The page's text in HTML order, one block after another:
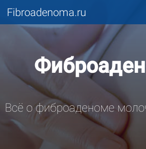
Fibroadenoma.ru
Всё о фиброаденоме